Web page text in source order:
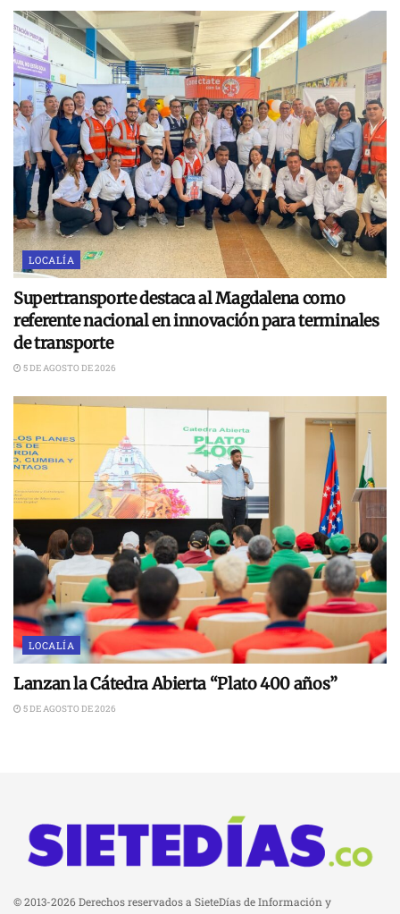
LOCALÍA
Supertransporte destaca al Magdalena como
referente nacional en innovación para terminales
de transporte
5 DE AGOSTO DE 2026
LOCALÍA
Lanzan la Cátedra Abierta “Plato 400 años”
5 DE AGOSTO DE 2026
© 2013-2026 Derechos reservados a SieteDías de Información y